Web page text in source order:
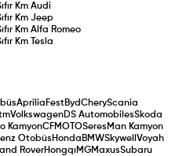
Km Audi
Km Jeep
Km Alfa Romeo
Km
Tesla
Aprilia FestBydCheryScania
VolkswagenDS AutomobilesSkoda
KamyonCFMOTOSeres Man Kamyon
Otobüs Honda BMWSkywell Voyah
RoverHongqı MGMaxusSubaru